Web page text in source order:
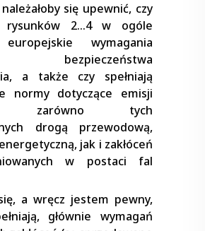
się upewnić, czy
rysunków 2…4 w ogóle
europejskie wymagania
bezpieczeństwa
a także czy spełniają
normy dotyczące emisji
zarówno tych
drogą przewodową,
jak i zakłóceń
w postaci fal
a wręcz jestem pewny,
głównie wymagań